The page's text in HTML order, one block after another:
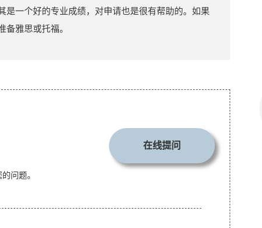
一个好的专业成绩，对申请也是很有帮助的。如果
雅思或托福。
问题。
在线提问